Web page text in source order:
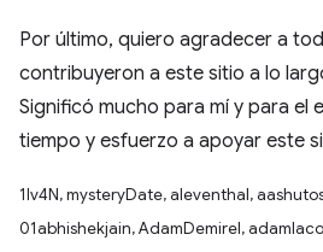
Por último, quiero agradecer a
contribuyeron a este sitio a lo
Significó mucho para mí y para el
tiempo y esfuerzo a apoyar este
1Iv4N, mysteryDate, aleventhal,
01abhishekjain, AdamDemirel,